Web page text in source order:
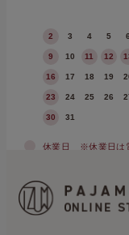
2 3 4 5 6
9 10 11 12
16 17 18 19
23 24 25 26
30 31
休業日 ※休業日は